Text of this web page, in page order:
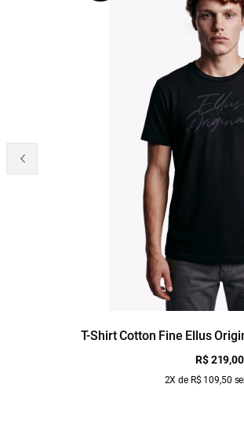
T-Shirt Cotton Fine Ellus
R$ 219,00
2X de R$ 109,50